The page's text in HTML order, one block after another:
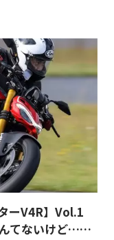
ーV4R】Vol.1
んてないけど……